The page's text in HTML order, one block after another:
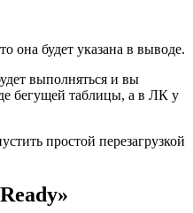
она будет указана в выводе.
выполняться и вы
бегущей таблицы, а в ЛК у
простой перезагрузкой